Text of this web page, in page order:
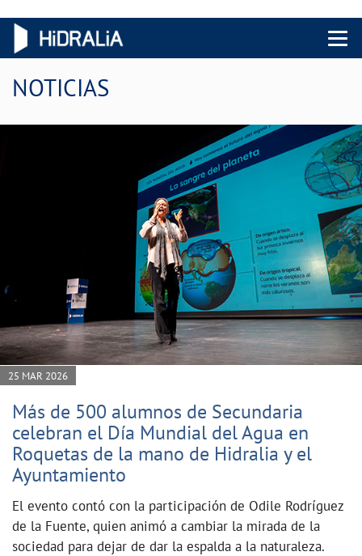
Menu
NOTICIAS
25 MAR 2026
Más de 500 alumnos de Secundaria
celebran el Día Mundial del Agua en
Roquetas de la mano de Hidralia y el
Ayuntamiento
El evento contó con la participación de Odile Rodríguez
de la Fuente, quien animó a cambiar la mirada de la
sociedad para dejar de dar la espalda a la naturaleza.